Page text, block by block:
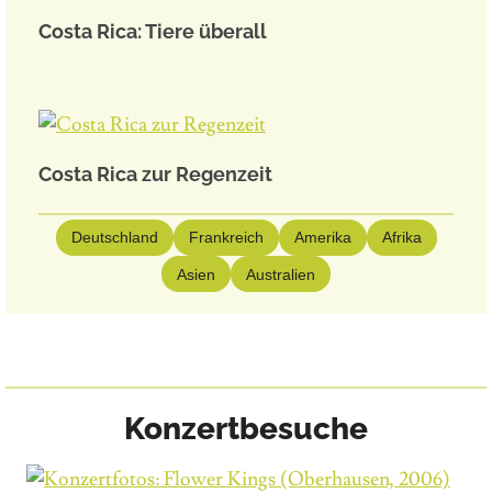
Costa Rica: Tiere überall
Costa Rica zur Regenzeit
Deutschland Frankreich Amerika Afrika
Asien Australien
Konzertbesuche